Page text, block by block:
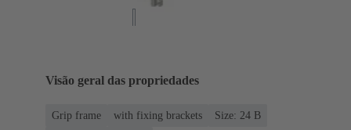
Visão geral das propriedades
Grip frame with fixing brackets
Size: 24 B